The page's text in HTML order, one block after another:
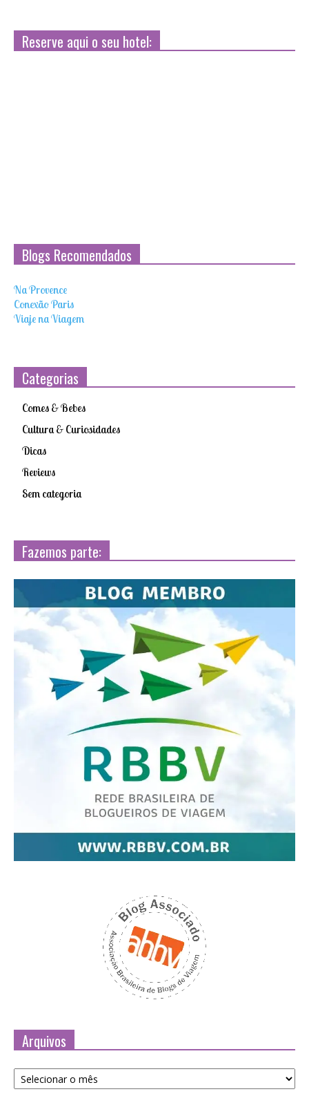
Reserve aqui o seu hotel:
Blogs Recomendados
Na Provence
Conexão Paris
Viaje na Viagem
Categorias
Comes & Bebes
Cultura & Curiosidades
Dicas
Reviews
Sem categoria
Fazemos parte:
Arquivos
Arquivos